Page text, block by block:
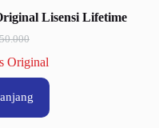
Lisensi Lifetime
Original